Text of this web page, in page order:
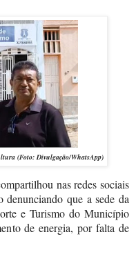
(Foto: Divulgação/WhatsApp)
nas redes sociais
que a sede da
e Turismo do Município
de energia, por falta de